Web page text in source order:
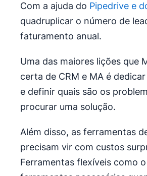
Com a ajuda do Pipedrive e
quadruplicar o número de
faturamento anual.
Uma das maiores lições que
certa de CRM e MA é
e definir quais são os
procurar uma solução.
Além disso, as ferramentas
precisam vir com custos
Ferramentas flexíveis como